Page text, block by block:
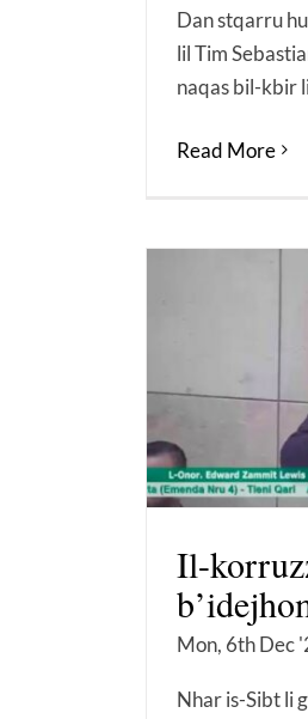
Dan stqarru
lil Tim
naqas bil-kbir
Read More
Il-
Mon, 6th Dec
Nhar is-Sibt li